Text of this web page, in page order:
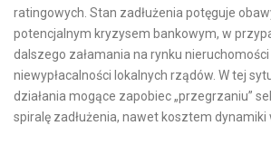
ratingowych. Stan zadłużenia potęguje
potencjalnym kryzysem bankowym, w
dalszego załamania na rynku
niewypłacalności lokalnych rządów. W tej
działania mogące zapobiec „przegrzaniu”
spiralę zadłużenia, nawet kosztem dynamiki